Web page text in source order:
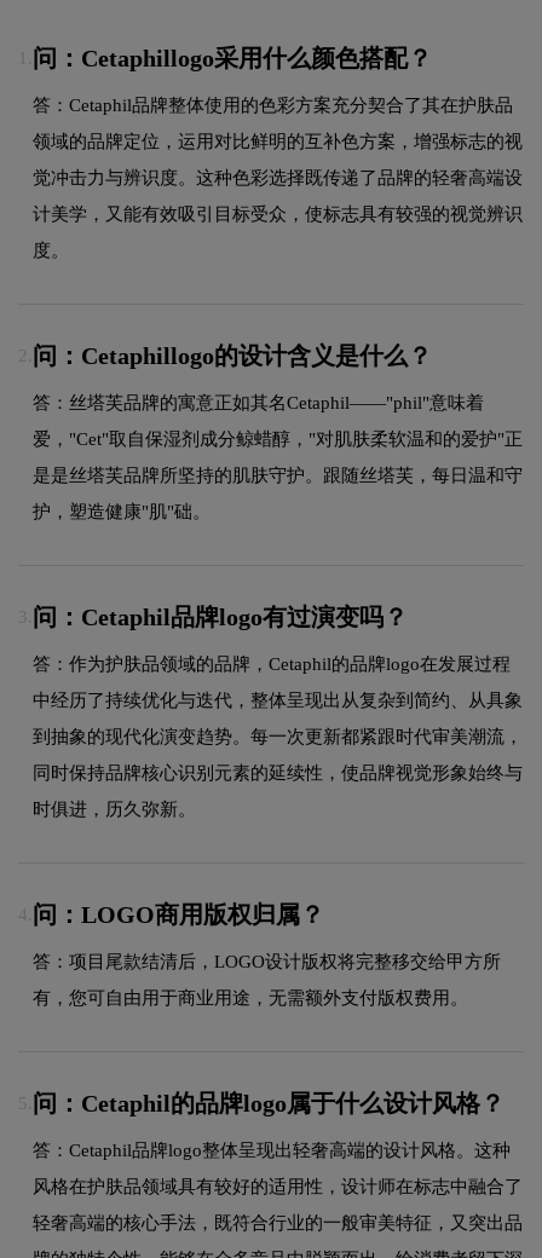
问：Cetaphillogo采用什么颜色搭配？
答：Cetaphil品牌整体使用的色彩方案充分契合了其在护肤品
领域的品牌定位，运用对比鲜明的互补色方案，增强标志的视
觉冲击力与辨识度。这种色彩选择既传递了品牌的轻奢高端设
计美学，又能有效吸引目标受众，使标志具有较强的视觉辨识
度。
2. 问：Cetaphillogo的设计含义是什么？
答：丝塔芙品牌的寓意正如其名Cetaphil——"phil"意味着
爱，"Cet"取自保湿剂成分鲸蜡醇，"对肌肤柔软温和的爱护"正
是是丝塔芙品牌所坚持的肌肤守护。跟随丝塔芙，每日温和守
护，塑造健康"肌"础。
3. 问：Cetaphil品牌logo有过演变吗？
答：作为护肤品领域的品牌，Cetaphil的品牌logo在发展过程
中经历了持续优化与迭代，整体呈现出从复杂到简约、从具象
到抽象的现代化演变趋势。每一次更新都紧跟时代审美潮流，
同时保持品牌核心识别元素的延续性，使品牌视觉形象始终与
时俱进，历久弥新。
4. 问：LOGO商用版权归属？
答：项目尾款结清后，LOGO设计版权将完整移交给甲方所
有，您可自由用于商业用途，无需额外支付版权费用。
5. 问：Cetaphil的品牌logo属于什么设计风格？
答：Cetaphil品牌logo整体呈现出轻奢高端的设计风格。这种
风格在护肤品领域具有较好的适用性，设计师在标志中融合了
轻奢高端的核心手法，既符合行业的一般审美特征，又突出品